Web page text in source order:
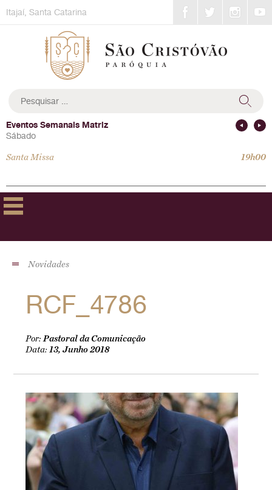
toItajaí, Santa Catarina
por:
Eventos Semanais Matriz
Sábado
Santa Missa 19h00
Novidades
RCF_4786
Por:Pastoral da Comunicação
Data:13, Junho 2018